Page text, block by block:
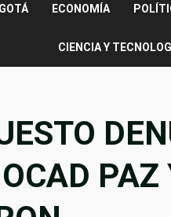
ECONOMÍA
CIENCIA Y